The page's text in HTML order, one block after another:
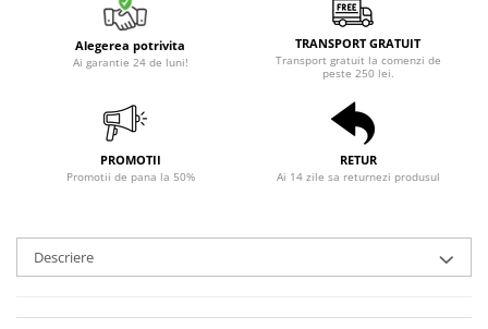
Alegerea potrivita
Ai garantie 24 de luni!
TRANSPORT GRATUIT
Transport gratuit la comenzi de
peste 250 lei.
PROMOTII
Promotii de pana la 50%
RETUR
Ai 14 zile sa returnezi produsul
Descriere